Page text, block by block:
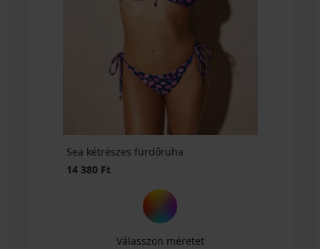
Sea kétrészes fürdőruha
14 380 Ft
Válasszon méretet